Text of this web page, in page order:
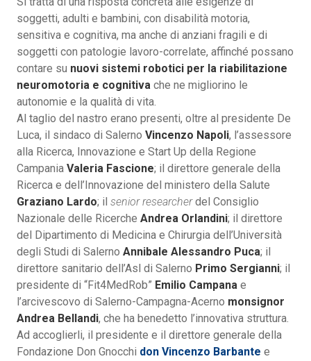
soggetti, adulti e bambini, con disabilità motoria,
sensitiva e cognitiva, ma anche di anziani fragili e di
soggetti con patologie lavoro-correlate, affinché possano
contare su nuovi sistemi robotici per la riabilitazione
neuromotoria e cognitiva che ne migliorino le
autonomie e la qualità di vita.
Al taglio del nastro erano presenti, oltre al presidente De
Luca, il sindaco di Salerno Vincenzo Napoli, l’assessore
alla Ricerca, Innovazione e Start Up della Regione
Campania Valeria Fascione; il direttore generale della
Ricerca e dell’Innovazione del ministero della Salute
Graziano Lardo; il senior researcherdel Consiglio
Nazionale delle Ricerche Andrea Orlandini; il direttore
del Dipartimento di Medicina e Chirurgia dell’Università
degli Studi di Salerno Annibale Alessandro Puca; il
direttore sanitario dell’Asl di Salerno Primo Sergianni; il
presidente di “Fit4MedRob” Emilio Campana e
l’arcivescovo di Salerno-Campagna-Acerno monsignor
Andrea Bellandi, che ha benedetto l’innovativa struttura.
Ad accoglierli, il presidente e il direttore generale della
Fondazione Don Gnocchi don Vincenzo Barbante e